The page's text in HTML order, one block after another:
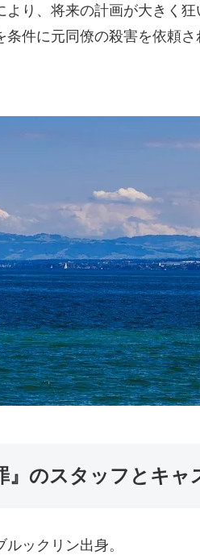
り、将来の計画が大きく
件に元同僚の殺害を依頼さ
』のスタッフとキャ
ルックリン出身。